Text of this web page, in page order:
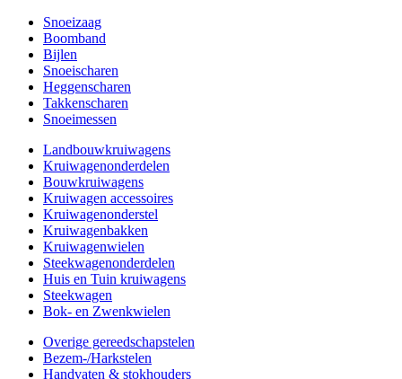
Snoeizaag
Boomband
Bijlen
Snoeischaren
Heggenscharen
Takkenscharen
Snoeimessen
Landbouwkruiwagens
Kruiwagenonderdelen
Bouwkruiwagens
Kruiwagen accessoires
Kruiwagenonderstel
Kruiwagenbakken
Kruiwagenwielen
Steekwagenonderdelen
Huis en Tuin kruiwagens
Steekwagen
Bok- en Zwenkwielen
Overige gereedschapstelen
Bezem-/Harkstelen
Handvaten & stokhouders